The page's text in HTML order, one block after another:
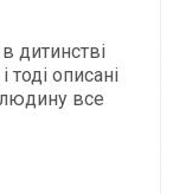
дитинстві
описані
все